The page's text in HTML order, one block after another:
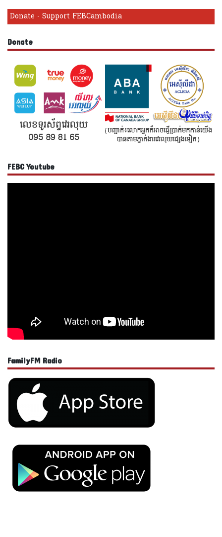
Donate - Support FEBCambodia
Donate
FEBC Youtube
FamilyFM Radio